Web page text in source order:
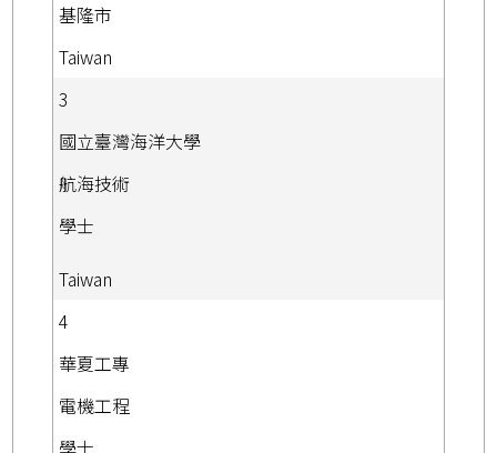
基隆市
Taiwan
3
國立臺灣海洋大學
航海技術
學士
Taiwan
4
華夏工專
電機工程